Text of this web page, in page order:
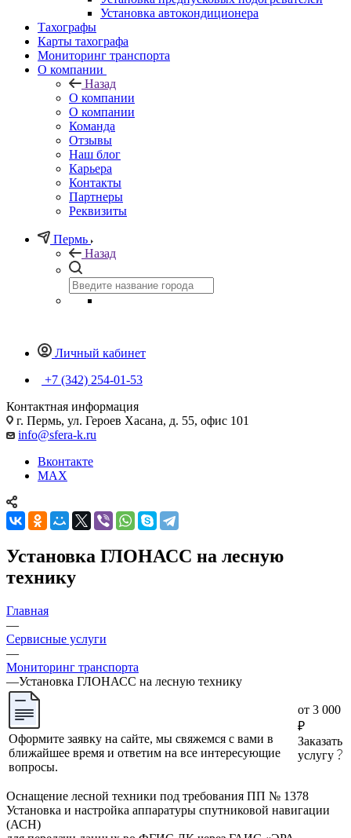
Установка автокондиционера
Тахографы
Карты тахографа
Мониторинг транспорта
О компании
Назад
О компании
О компании
Команда
Отзывы
Наш блог
Карьера
Контакты
Партнеры
Реквизиты
Пермь
Назад
Личный кабинет
+7 (342) 254-01-53
Контактная информация
г. Пермь, ул. Героев Хасана, д. 55, офис 101
info@sfera-k.ru
Вконтакте
MAX
Установка ГЛОНАСС на лесную
технику
Главная
—
Сервисные услуги
—
Мониторинг транспорта
—Установка ГЛОНАСС на лесную технику
Оформите заявку на сайте, мы свяжемся с вами в
ближайшее время и ответим на все интересующие
вопросы.
от 3 000
₽
Заказать
услугу
Оснащение лесной техники под требования ПП № 1378
Установка и настройка аппаратуры спутниковой навигации
(АСН)